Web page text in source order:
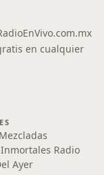
en cualquier
Radio
Ayer